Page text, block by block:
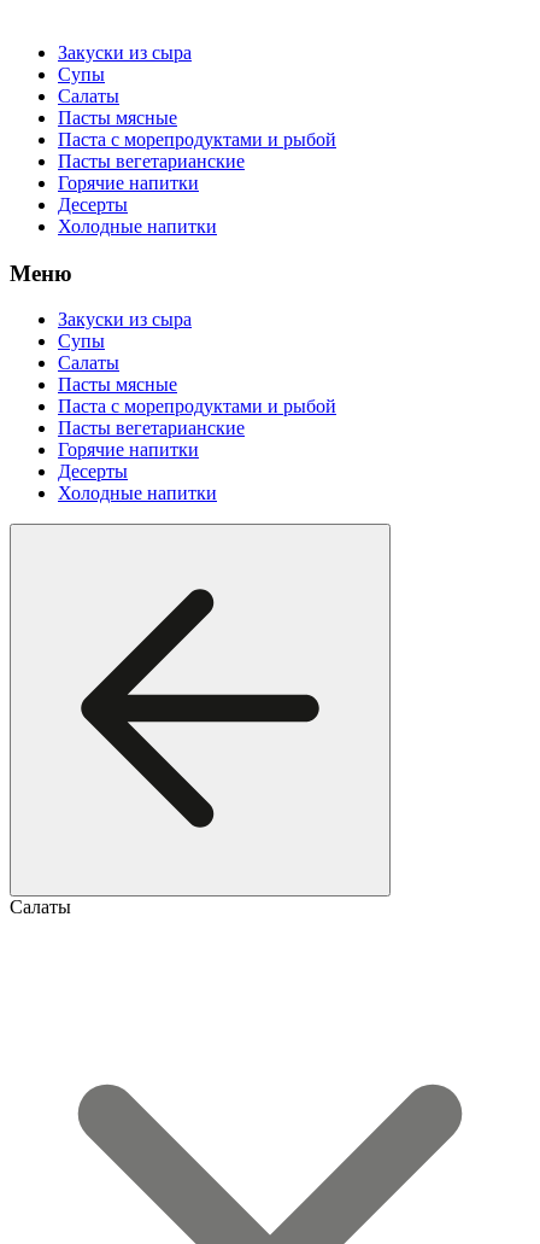
Закуски из сыра
Супы
Салаты
Пасты мясные
Паста с морепродуктами и рыбой
Пасты вегетарианские
Горячие напитки
Десерты
Холодные напитки
Меню
Закуски из сыра
Супы
Салаты
Пасты мясные
Паста с морепродуктами и рыбой
Пасты вегетарианские
Горячие напитки
Десерты
Холодные напитки
Салаты